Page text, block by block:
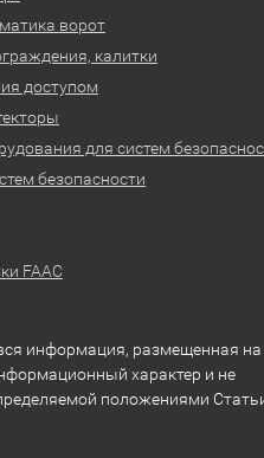
ворот
калитки
доступом
для систем
безопасности
FAAC
информация, размещенная на
характер и не
положениями